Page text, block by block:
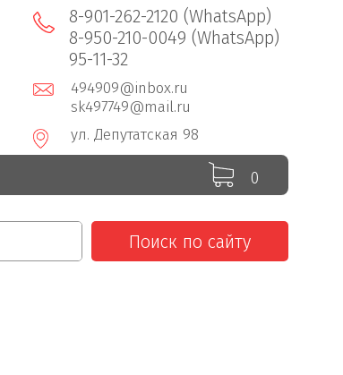
8-901-262-2120 (WhatsApp)
8-950-210-0049 (WhatsApp)
95-11-32
494909@inbox.ru
sk497749@mail.ru
ул. Депутатская 98
0
Поиск по сайту